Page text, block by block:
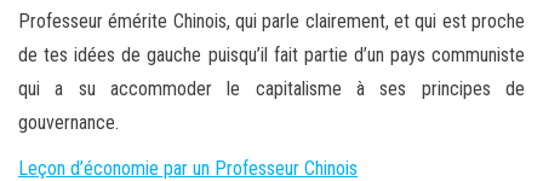
Professeur émérite Chinois, qui parle clairement, et qui est proche
de tes idées de gauche puisqu’il fait partie d’un pays communiste
qui a su accommoder le capitalisme à ses principes de
gouvernance.
Leçon d’économie par un Professeur Chinois